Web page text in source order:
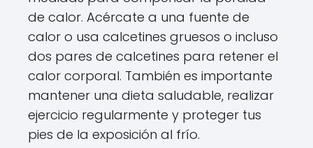
de calor. Acércate a una fuente de
calor o usa calcetines gruesos o incluso
dos pares de calcetines para retener el
calor corporal. También es importante
mantener una dieta saludable, realizar
ejercicio regularmente y proteger tus
pies de la exposición al frío.